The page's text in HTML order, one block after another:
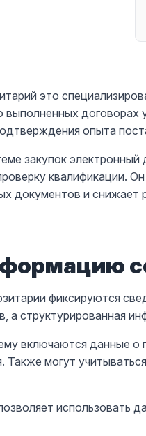
это
выполненных договорах
опыта
закупок
квалификации.
документов и снижает
фиксируются
а структурированная
включаются данные о
Также могут
использовать